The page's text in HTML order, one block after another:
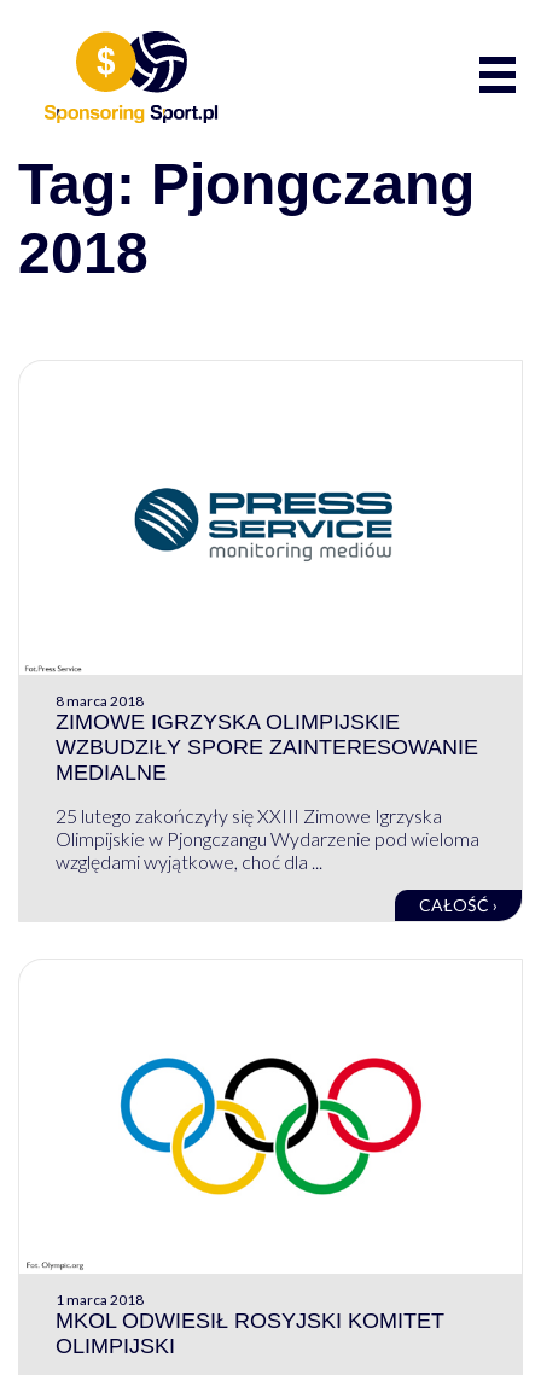
Tag: Pjongczang
2018
8 marca 2018
ZIMOWE IGRZYSKA OLIMPIJSKIE
WZBUDZIŁY SPORE ZAINTERESOWANIE
MEDIALNE
25 lutego zakończyły się XXIII Zimowe Igrzyska
Olimpijskie w Pjongczangu Wydarzenie pod wieloma
względami wyjątkowe, choć dla ...
CAŁOŚĆ ›
1 marca 2018
MKOL ODWIESIŁ ROSYJSKI KOMITET
OLIMPIJSKI